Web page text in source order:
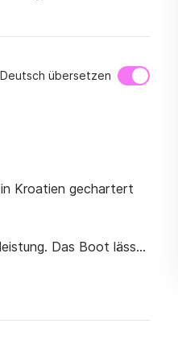
übersetzen
Kroatien gechartert
Das Boot lässt